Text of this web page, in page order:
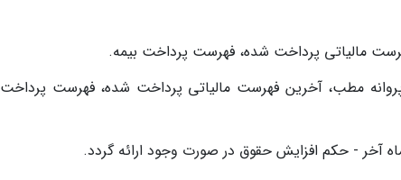
مالیاتی پرداخت شده، فهرست پرداخت بیمه.
مطب، آخرین فهرست مالیاتی پرداخت شده، فهرست پرداخت
آخر - حکم افزایش حقوق در صورت وجود ارائه گردد.